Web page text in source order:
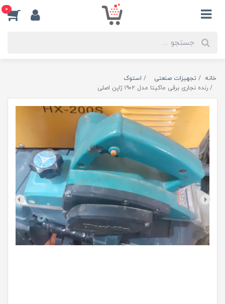
0
خانه تجهیزات صنعتی
استوک
رنده نجاری برقی ماکیتا مدل ۱۹۰۲ ژاپن اصلی